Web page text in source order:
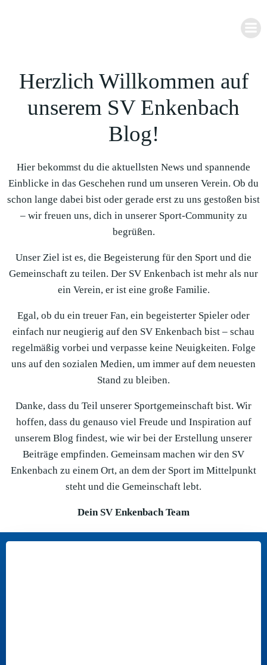
Herzlich Willkommen auf
unserem SV Enkenbach
Blog!
Hier bekommst du die aktuellsten News und spannende
Einblicke in das Geschehen rund um unseren Verein. Ob du
schon lange dabei bist oder gerade erst zu uns gestoßen bist
– wir freuen uns, dich in unserer Sport-Community zu
begrüßen.
Unser Ziel ist es, die Begeisterung für den Sport und die
Gemeinschaft zu teilen. Der SV Enkenbach ist mehr als nur
ein Verein, er ist eine große Familie.
Egal, ob du ein treuer Fan, ein begeisterter Spieler oder
einfach nur neugierig auf den SV Enkenbach bist – schau
regelmäßig vorbei und verpasse keine Neuigkeiten. Folge
uns auf den sozialen Medien, um immer auf dem neuesten
Stand zu bleiben.
Danke, dass du Teil unserer Sportgemeinschaft bist. Wir
hoffen, dass du genauso viel Freude und Inspiration auf
unserem Blog findest, wie wir bei der Erstellung unserer
Beiträge empfinden. Gemeinsam machen wir den SV
Enkenbach zu einem Ort, an dem der Sport im Mittelpunkt
steht und die Gemeinschaft lebt.
Dein SV Enkenbach Team